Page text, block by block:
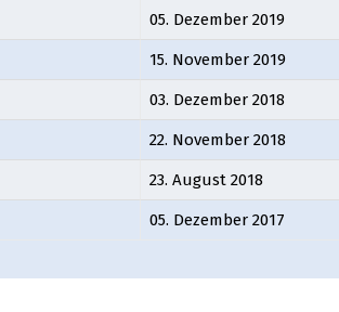
05. Dezember 2019
15. November 2019
03. Dezember 2018
22. November 2018
23. August 2018
05. Dezember 2017